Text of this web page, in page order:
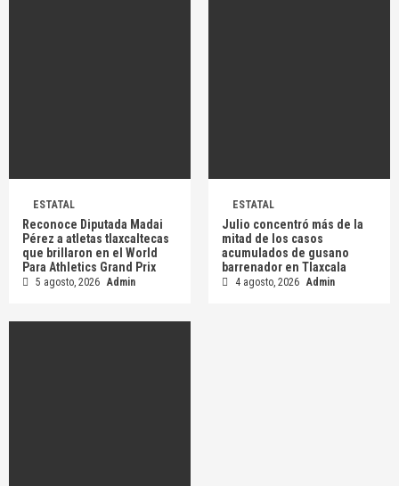
ESTATAL
Reconoce Diputada Madai
Pérez a atletas tlaxcaltecas
que brillaron en el World
Para Athletics Grand Prix
5 agosto, 2026 Admin
ESTATAL
Julio concentró más de la
mitad de los casos
acumulados de gusano
barrenador en Tlaxcala
4 agosto, 2026 Admin